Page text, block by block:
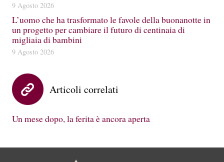
9 Agosto 2026
L’uomo che ha trasformato le favole della buonanotte in
un progetto per cambiare il futuro di centinaia di
migliaia di bambini
9 Agosto 2026
Articoli correlati
Un mese dopo, la ferita è ancora aperta